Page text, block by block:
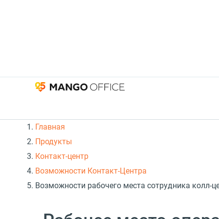
Главная
Продукты
Контакт-центр
Возможности Контакт-Центра
Возможности рабочего места сотрудника колл-